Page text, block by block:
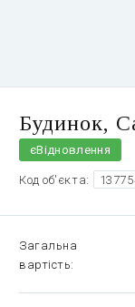
Будинок,
єВідновлення
Код об'єкта:
Загальна
вартість